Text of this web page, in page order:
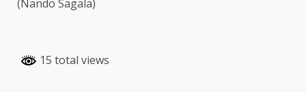
(Nando Sagala)
15 total views